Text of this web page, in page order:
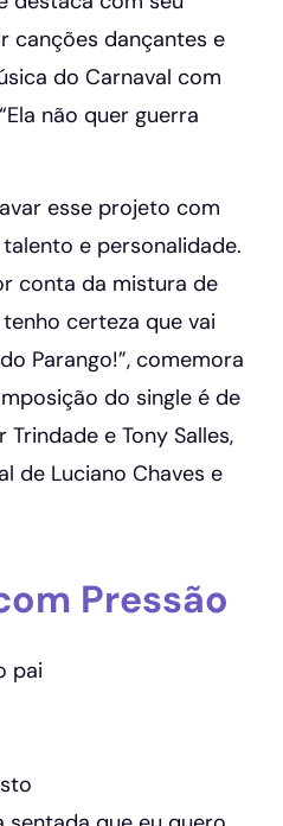
canções dançantes e
do Carnaval com
não quer guerra
esse projeto com
e personalidade.
conta da mistura de
certeza que vai
Parango!”, comemora
do single é de
Trindade e Tony Salles,
de Luciano Chaves e
Pressão
pai